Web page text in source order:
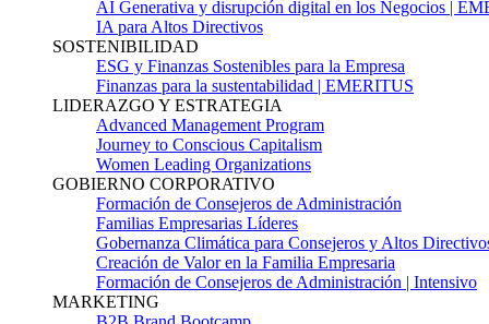
AI Generativa y disrupción digital en los Negocios |
IA para Altos Directivos
SOSTENIBILIDAD
ESG y Finanzas Sostenibles para la Empresa
Finanzas para la sustentabilidad | EMERITUS
LIDERAZGO Y ESTRATEGIA
Advanced Management Program
Journey to Conscious Capitalism
Women Leading Organizations
GOBIERNO CORPORATIVO
Formación de Consejeros de Administración
Familias Empresarias Líderes
Gobernanza Climática para Consejeros y Altos
Creación de Valor en la Familia Empresaria
Formación de Consejeros de Administración | Intensivo
MARKETING